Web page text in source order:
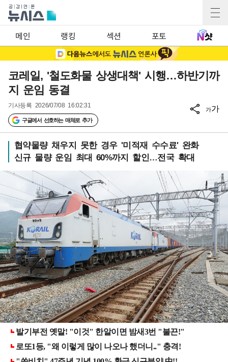
메인 랭킹 섹션 포토
코레일, '철도화물 상생대책' 시행…하반기까
지 운임 동결
기사등록 2026/07/08 16:02:31
구글에서 선호하는 매체로 추가
가가
협약물량 채우지 못한 경우 '미적재 수수료' 완화
신규 물량 운임 최대 60%까지 할인…전국 확대